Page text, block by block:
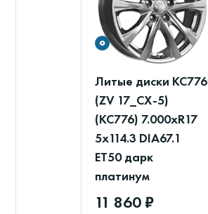
Литые диски КС776
(ZV 17_CX-5)
(КС776) 7.000xR17
5x114.3 DIA67.1
ET50 дарк
платинум
11 860 ₽